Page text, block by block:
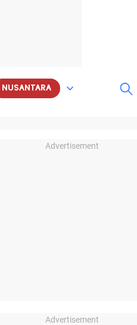
NUSANTARA
Advertisement
Advertisement